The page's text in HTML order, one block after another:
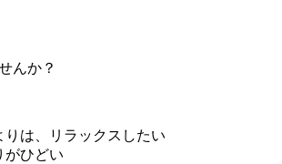
んか？
りは、リラックスしたい
がひどい